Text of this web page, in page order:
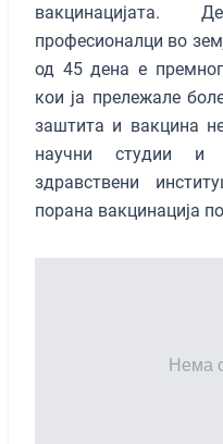
вакцинацијата.
професионалци во
од 45 дена е
кои ја прележале
заштита и вакцина
научни студии и
здравствени
порана вакцинација